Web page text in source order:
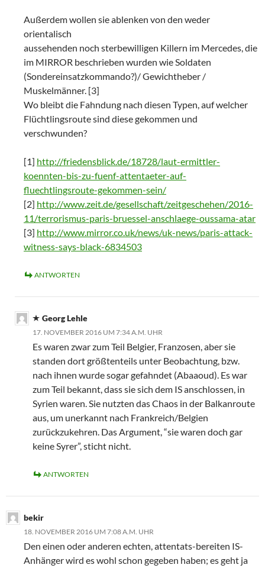
Außerdem wollen sie ablenken von den weder
orientalisch
aussehenden noch sterbewilligen Killern im Mercedes, die
im MIRROR beschrieben wurden wie Soldaten
(Sondereinsatzkommando?)/ Gewichtheber /
Muskelmänner. [3]
Wo bleibt die Fahndung nach diesen Typen, auf welcher
Flüchtlingsroute sind diese gekommen und
verschwunden?
[1] http://friedensblick.de/18728/laut-ermittler-
koennten-bis-zu-fuenf-attentaeter-auf-
fluechtlingsroute-gekommen-sein/
[2] http://www.zeit.de/gesellschaft/zeitgeschehen/2016-
11/terrorismus-paris-bruessel-anschlaege-oussama-atar
[3] http://www.mirror.co.uk/news/uk-news/paris-attack-
witness-says-black-6834503
ANTWORTEN
Georg Lehle
17. NOVEMBER 2016 UM 7:34 A.M. UHR
Es waren zwar zum Teil Belgier, Franzosen, aber sie
standen dort größtenteils unter Beobachtung, bzw.
nach ihnen wurde sogar gefahndet (Abaaoud). Es war
zum Teil bekannt, dass sie sich dem IS anschlossen, in
Syrien waren. Sie nutzten das Chaos in der Balkanroute
aus, um unerkannt nach Frankreich/Belgien
zurückzukehren. Das Argument, “sie waren doch gar
keine Syrer”, sticht nicht.
ANTWORTEN
bekir
18. NOVEMBER 2016 UM 7:08 A.M. UHR
Den einen oder anderen echten, attentats-bereiten IS-
Anhänger wird es wohl schon gegeben haben; es geht ja